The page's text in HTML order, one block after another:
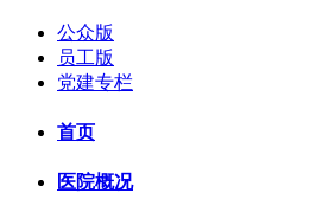
公众版
员工版
党建专栏
首页
医院概况